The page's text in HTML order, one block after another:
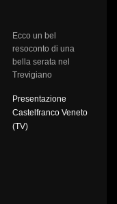
Ecco un bel
resoconto di una
bella serata nel
Trevigiano
Presentazione
Castelfranco Veneto
(TV)